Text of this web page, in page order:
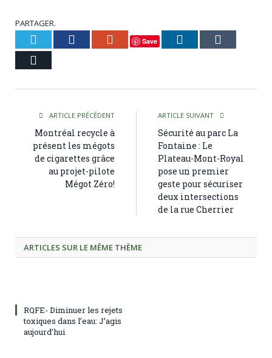
PARTAGER.
Twitter Facebook Google+
Save LinkedIn
ARTICLE PRÉCÉDENT
Montréal recycle à
présent les mégots
de cigarettes grâce
au projet-pilote
Mégot Zéro!
ARTICLE SUIVANT
Sécurité au parc La
Fontaine : Le
Plateau-Mont-Royal
pose un premier
geste pour sécuriser
deux intersections
de la rue Cherrier
ARTICLES SUR LE MÊME THÈME
RQFE- Diminuer les rejets
toxiques dans l’eau: J’agis
aujourd’hui